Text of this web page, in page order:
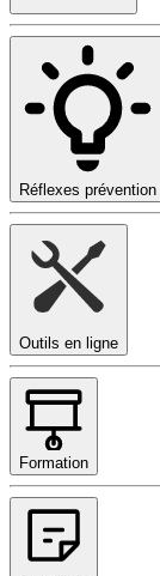
Réflexes prévention
Outils en ligne
Formation